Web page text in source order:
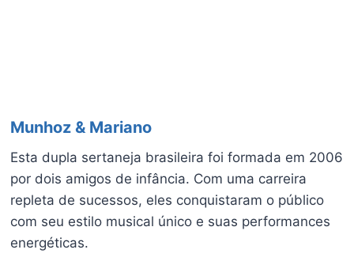
Munhoz & Mariano
Esta dupla sertaneja brasileira foi formada em 2006
por dois amigos de infância. Com uma carreira
repleta de sucessos, eles conquistaram o público
com seu estilo musical único e suas performances
energéticas.